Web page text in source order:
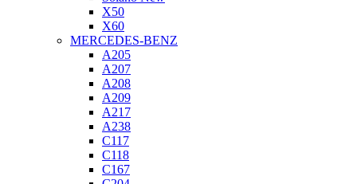
X50
X60
MERCEDES-BENZ
A205
A207
A208
A209
A217
A238
C117
C118
C167